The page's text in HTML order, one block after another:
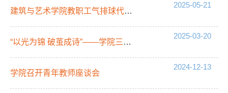
建筑与艺术学院教职工气排球代表队取得优异成绩
2025-05-21
“以光为锦 破茧成诗”——学院三八妇女节口红DIY活动圆满举办
2025-03-20
学院召开青年教师座谈会
2024-12-13